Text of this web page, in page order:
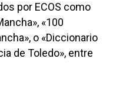
por ECOS como
«100
o «Diccionario
de Toledo», entre